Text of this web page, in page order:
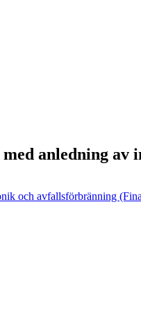
anledning
och avfallsförbränning